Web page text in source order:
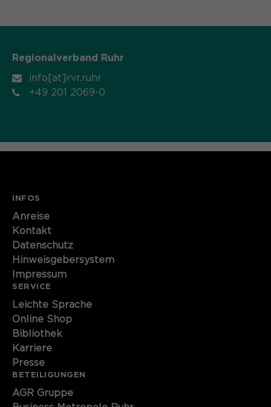
Regionalverband Ruhr
info[at]rvr.ruhr
+49 201 2069-0
INFOS
Anreise
Kontakt
Datenschutz
Hinweisgebersystem
Impressum
SERVICE
Leichte Sprache
Online Shop
Bibliothek
Karriere
Presse
BETEILIGUNGEN
AGR Gruppe